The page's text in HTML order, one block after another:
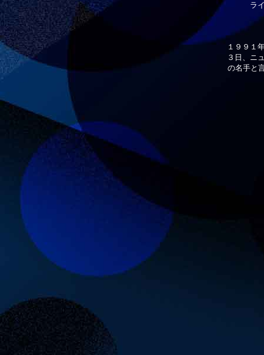
ラ
１９９１
３日、ニ
の名手と